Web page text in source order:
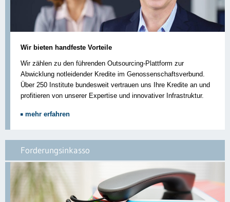
Wir bieten handfeste Vorteile
Wir zählen zu den führenden Outsourcing-Plattform zur
Abwicklung notleidender Kredite im Genossenschaftsverbund.
Über 250 Institute bundesweit vertrauen uns Ihre Kredite an und
profitieren von unserer Expertise und innovativer Infrastruktur.
mehr erfahren
Forderungsinkasso